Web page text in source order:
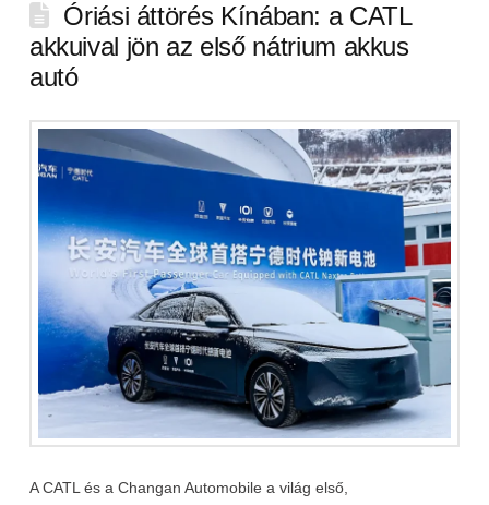
Óriási áttörés Kínában: a CATL
akkuival jön az első nátrium akkus
autó
A CATL és a Changan Automobile a világ első,